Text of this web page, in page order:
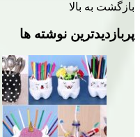
بازگشت به بالا
پربازدیدترین نوشته ها